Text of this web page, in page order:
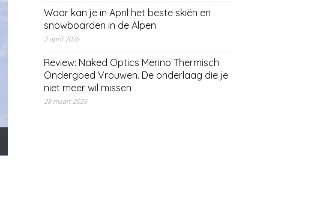
Waar kan je in April het beste skiën en
snowboarden in de Alpen
2 april 2026
Review: Naked Optics Merino Thermisch
Ondergoed Vrouwen. De onderlaag die je
niet meer wil missen
28 maart 2026